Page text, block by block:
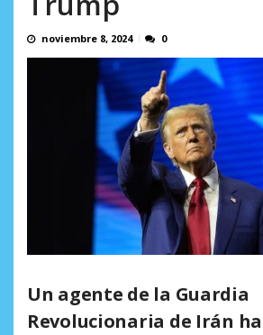
noviembre 8, 2024 0
Un agente de la Guardia
Revolucionaria de Irán